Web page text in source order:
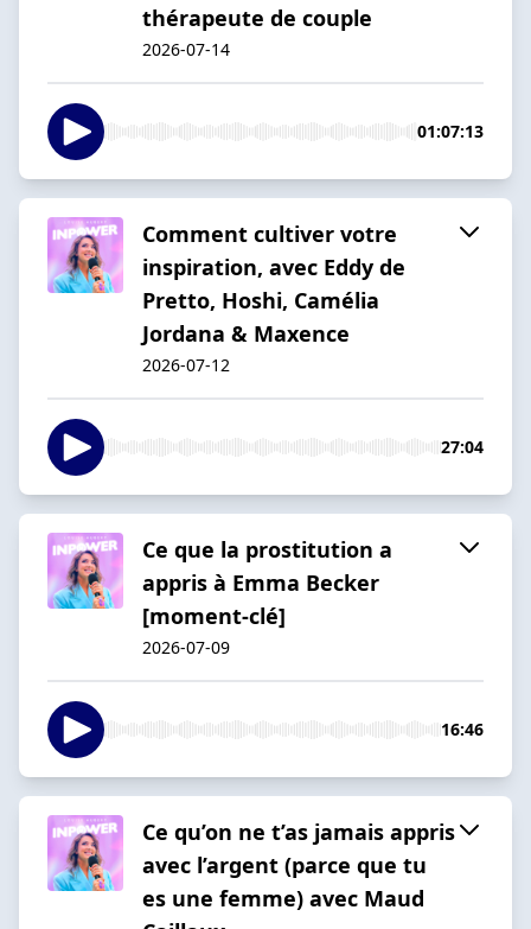
thérapeute de couple
2026-07-14
01:07:13
Comment cultiver votre
inspiration, avec Eddy de
Pretto, Hoshi, Camélia
Jordana & Maxence
2026-07-12
27:04
Ce que la prostitution a
appris à Emma Becker
[moment-clé]
2026-07-09
16:46
Ce qu’on ne t’as jamais appris
avec l’argent (parce que tu
es une femme) avec Maud